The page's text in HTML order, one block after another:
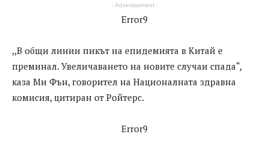
- Advertisement -
Error9
,,В общи линии пикът на епидемията в Китай е
преминал. Увеличаването на новите случаи спада“,
каза Ми Фън, говорител на Националната здравна
комисия, цитиран от Ройтерс.
Error9